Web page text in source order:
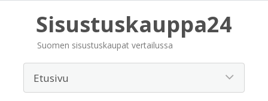
Sisustuskauppa24
Suomen sisustuskaupat vertailussa